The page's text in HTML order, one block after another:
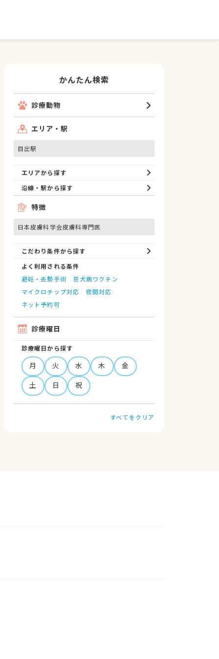
かんたん検索
診療動物
エリア・駅
目出駅
エリアから探す
沿線・駅から探す
特徴
日本皮膚科学会皮膚科専門医
こだわり条件から探す
よく利用される条件
避妊・去勢手術
狂犬病ワクチン
マイクロチップ対応
夜間対応
ネット予約可
診療曜日
診療曜日から探す
月 火 水 木
金
土
日 祝
すべてをクリア